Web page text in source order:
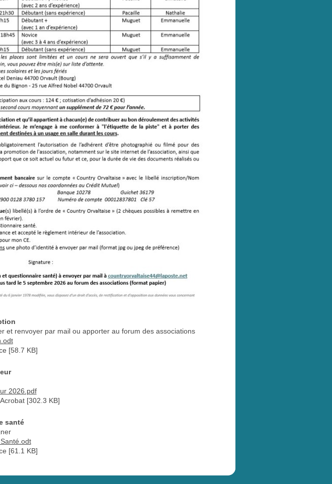
et renvoyer par mail ou apporter au forum des associations
[58.7 KB]
2026.pdf
[302.3 KB]
santé
[61.1 KB]